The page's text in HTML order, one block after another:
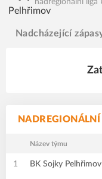
nadregionální liga
Nadcházející
Název týmu
1 BK Sojky Pelhřimov